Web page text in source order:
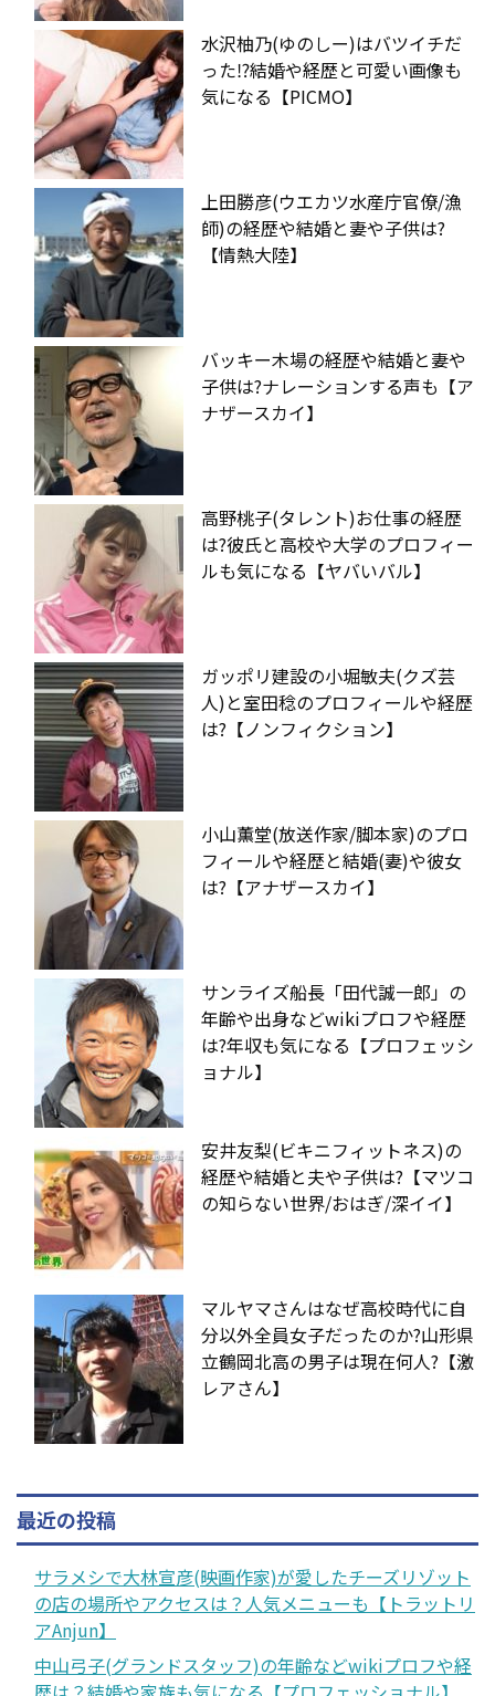
水沢柚乃(ゆのしー)はバツイチだ
った⁉︎結婚や経歴と可愛い画像も
気になる【PICMO】
上田勝彦(ウエカツ水産庁官僚/漁
師)の経歴や結婚と妻や子供は?
【情熱大陸】
バッキー木場の経歴や結婚と妻や
子供は?ナレーションする声も【ア
ナザースカイ】
高野桃子(タレント)お仕事の経歴
は?彼氏と高校や大学のプロフィー
ルも気になる【ヤバいバル】
ガッポリ建設の小堀敏夫(クズ芸
人)と室田稔のプロフィールや経歴
は?【ノンフィクション】
小山薫堂(放送作家/脚本家)のプロ
フィールや経歴と結婚(妻)や彼女
は?【アナザースカイ】
サンライズ船長「田代誠一郎」の
年齢や出身などwikiプロフや経歴
は?年収も気になる【プロフェッシ
ョナル】
安井友梨(ビキニフィットネス)の
経歴や結婚と夫や子供は?【マツコ
の知らない世界/おはぎ/深イイ】
マルヤマさんはなぜ高校時代に自
分以外全員女子だったのか?山形県
立鶴岡北高の男子は現在何人?【激
レアさん】
最近の投稿
サラメシで大林宣彦(映画作家)が愛したチーズリゾット
の店の場所やアクセスは？人気メニューも【トラットリ
アAnjun】
中山弓子(グランドスタッフ)の年齢などwikiプロフや経